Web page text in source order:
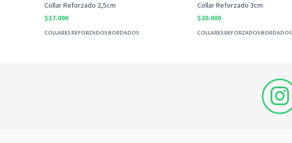
Collar Reforzado 2,5cm
$17.000
COLLARES REFORZADOS BORDADOS
Collar Reforzado 3cm
$20.000
COLLARES REFORZADOS BORDADOS